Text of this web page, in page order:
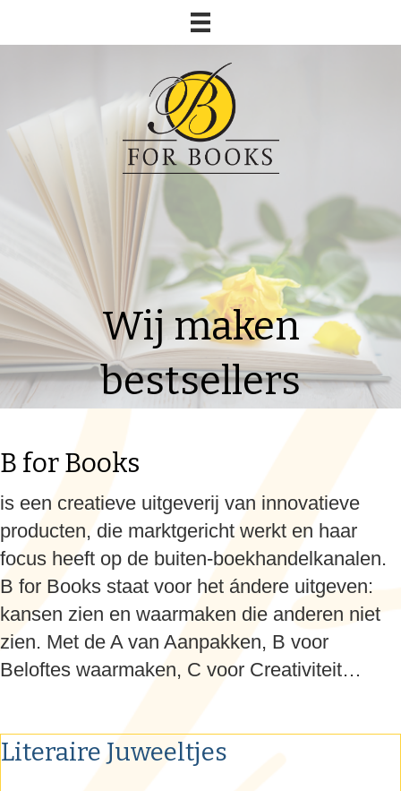
Wij maken
bestsellers
B for Books
is een creatieve uitgeverij van innovatieve
producten, die marktgericht werkt en haar
focus heeft op de buiten-boekhandelkanalen.
B for Books staat voor het ándere uitgeven:
kansen zien en waarmaken die anderen niet
zien. Met de A van Aanpakken, B voor
Beloftes waarmaken, C voor Creativiteit…
Literaire Juweeltjes